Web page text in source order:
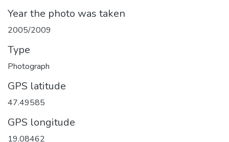
Year the photo was taken
2005/2009
Type
Photograph
GPS latitude
47.49585
GPS longitude
19.08462